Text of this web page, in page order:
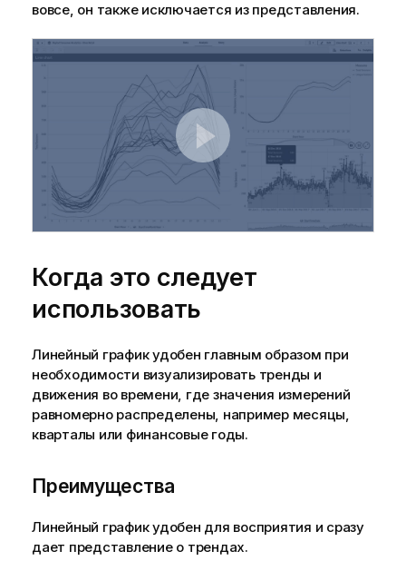
вовсе, он также исключается из представления.
Когда это следует
использовать
Линейный график удобен главным образом при
необходимости визуализировать тренды и
движения во времени, где значения измерений
равномерно распределены, например месяцы,
кварталы или финансовые годы.
Преимущества
Линейный график удобен для восприятия и сразу
дает представление о трендах.